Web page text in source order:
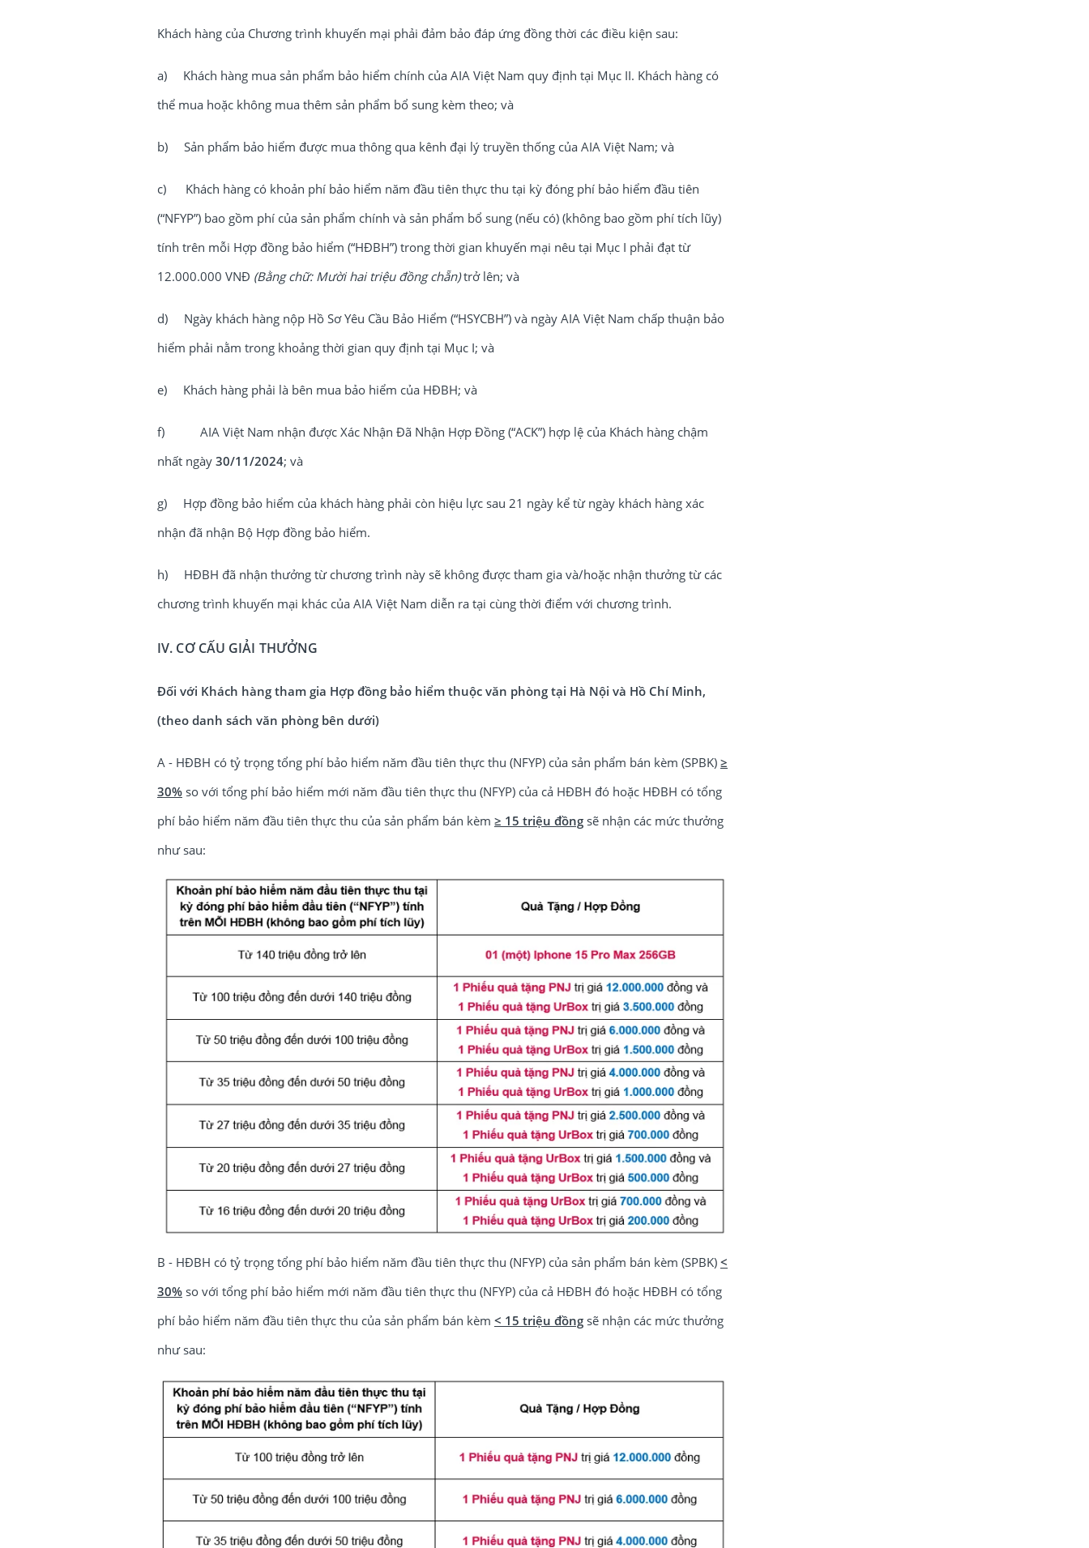
Khách hàng của Chương trình khuyến mại phải đảm bảo đáp ứng đồng thời các điều kiện sau:
a) Khách hàng mua sản phẩm bảo hiểm chính của AIA Việt Nam quy định tại Mục II. Khách hàng có
thể mua hoặc không mua thêm sản phẩm bổ sung kèm theo; và
b) Sản phẩm bảo hiểm được mua thông qua kênh đại lý truyền thống của AIA Việt Nam; và
c) Khách hàng có khoản phí bảo hiểm năm đầu tiên thực thu tại kỳ đóng phí bảo hiểm đầu tiên
(“NFYP”) bao gồm phí của sản phẩm chính và sản phẩm bổ sung (nếu có) (không bao gồm phí tích lũy)
tính trên mỗi Hợp đồng bảo hiểm (“HĐBH”) trong thời gian khuyến mại nêu tại Mục I phải đạt từ
12.000.000 VNĐ (Bằng chữ: Mười hai triệu đồng chẵn)trở lên; và
d) Ngày khách hàng nộp Hồ Sơ Yêu Cầu Bảo Hiểm (“HSYCBH”) và ngày AIA Việt Nam chấp thuận bảo
hiểm phải nằm trong khoảng thời gian quy định tại Mục I; và
e) Khách hàng phải là bên mua bảo hiểm của HĐBH; và
f) AIA Việt Nam nhận được Xác Nhận Đã Nhận Hợp Đồng (“ACK”) hợp lệ của Khách hàng chậm
nhất ngày 30/11/2024; và
g) Hợp đồng bảo hiểm của khách hàng phải còn hiệu lực sau 21 ngày kể từ ngày khách hàng xác
nhận đã nhận Bộ Hợp đồng bảo hiểm.
h) HĐBH đã nhận thưởng từ chương trình này sẽ không được tham gia và/hoặc nhận thưởng từ các
chương trình khuyến mại khác của AIA Việt Nam diễn ra tại cùng thời điểm với chương trình.
IV. CƠ CẤU GIẢI THƯỞNG
Đối với Khách hàng tham gia Hợp đồng bảo hiểm thuộc văn phòng tại Hà Nội và Hồ Chí Minh,
(theo danh sách văn phòng bên dưới)
A - HĐBH có tỷ trọng tổng phí bảo hiểm năm đầu tiên thực thu (NFYP) của sản phẩm bán kèm (SPBK) ≥
30% so với tổng phí bảo hiểm mới năm đầu tiên thực thu (NFYP) của cả HĐBH đó hoặc HĐBH có tổng
phí bảo hiểm năm đầu tiên thực thu của sản phẩm bán kèm ≥ 15 triệu đồng sẽ nhận các mức thưởng
như sau:
B - HĐBH có tỷ trọng tổng phí bảo hiểm năm đầu tiên thực thu (NFYP) của sản phẩm bán kèm (SPBK) <
30% so với tổng phí bảo hiểm mới năm đầu tiên thực thu (NFYP) của cả HĐBH đó hoặc HĐBH có tổng
phí bảo hiểm năm đầu tiên thực thu của sản phẩm bán kèm < 15 triệu đồng sẽ nhận các mức thưởng
như sau: